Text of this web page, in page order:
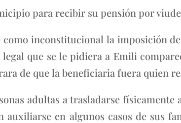
para recibir su pensión por
como inconstitucional la imposición
que se le pidiera a Emili
de que la beneficiaria fuera quien
adultas a trasladarse
auxiliarse en algunos casos de sus